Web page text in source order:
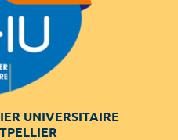
UNIVERSITAIRE